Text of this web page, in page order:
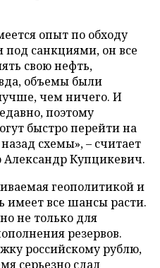
опыт по обходу
санкциями, он все
свою нефть,
объемы были
чем ничего. И
поэтому
быстро перейти на
схемы», – считает
Купцикевич.
геополитикой и
все шансы расти.
не только для
резервов.
российскому рублю,
серьезно сдал